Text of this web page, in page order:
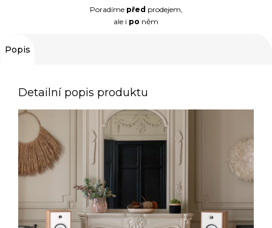
Poradíme před prodejem,
ale i po něm
Popis
Detailní popis produktu